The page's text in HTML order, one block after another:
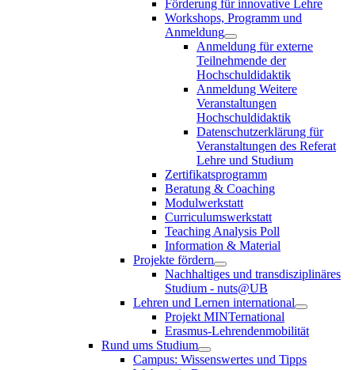
Förderung für innovative Lehre
Workshops, Programm und
Anmeldung
Anmeldung für externe
Teilnehmende der
Hochschuldidaktik
Anmeldung Weitere
Veranstaltungen
Hochschuldidaktik
Datenschutzerklärung für
Veranstaltungen des Referat
Lehre und Studium
Zertifikatsprogramm
Beratung & Coaching
Modulwerkstatt
Curriculumswerkstatt
Teaching Analysis Poll
Information & Material
Projekte fördern
Nachhaltiges und transdisziplinäres
Studium - nuts@UB
Lehren und Lernen international
Projekt MINTernational
Erasmus-Lehrendenmobilität
Rund ums Studium
Campus: Wissenswertes und Tipps